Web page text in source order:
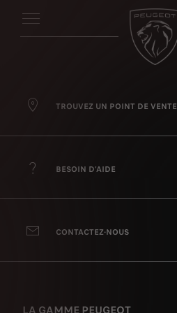
TROUVEZ UN POINT DE VENTE
BESOIN D'AIDE
CONTACTEZ-NOUS